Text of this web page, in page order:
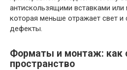
антискользящими вставками или
которая меньше отражает свет и
дефекты.
Форматы и монтаж: как
пространство